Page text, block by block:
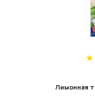
Лимонная